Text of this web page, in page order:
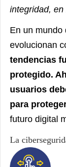
integridad,
En un mundo
evolucionan
tendencias
protegido.
usuarios
para
futuro digital
La